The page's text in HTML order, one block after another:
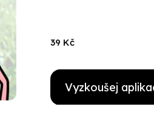
39 Kč
Vyzkoušej